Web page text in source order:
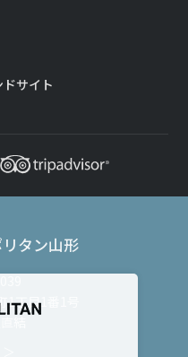
サイト
タン山形
丁目1番1号
結